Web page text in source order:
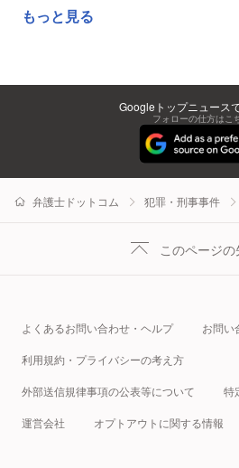
もっと見る
Googleトップニュース
フォローの仕方はこ
弁護士ドットコム 犯罪・刑事事件
このページ
よくあるお問い合わせ・ヘルプ お問い
利用規約・プライバシーの考え方
外部送信規律事項の公表等について 特
運営会社 オプトアウトに関する情報